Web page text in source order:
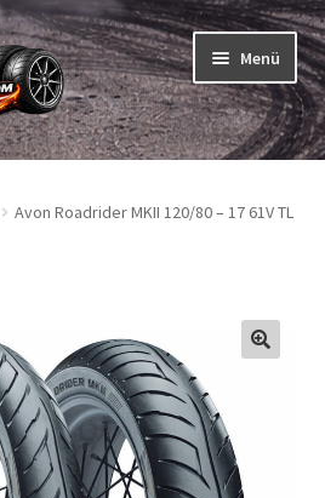
Menü
Avon Roadrider MKII 120/80 – 17 61V TL